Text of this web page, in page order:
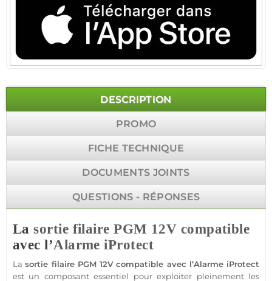
DESCRIPTION
PROMO
FICHE TECHNIQUE
DOCUMENTS JOINTS
QUESTIONS - RÉPONSES
Lasortie filaire PGM 12V compatible
avec l’Alarme iProtect
Lasortie filaire PGM 12V compatible avec l’Alarme iProtect
est un composant essentiel pour exploiter pleinement les